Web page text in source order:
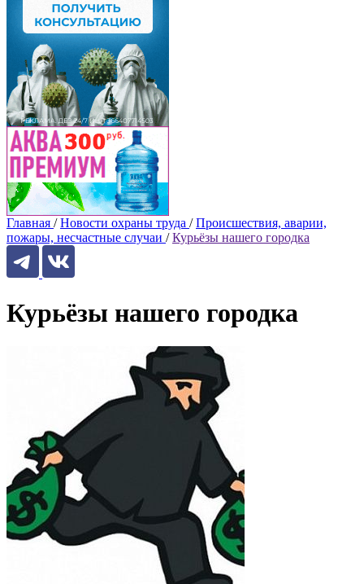
Главная / Новости охраны труда / Происшествия, аварии,
пожары, несчастные случаи / Курьёзы нашего городка
Курьёзы нашего городка